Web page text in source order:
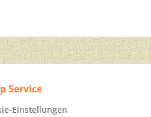
Service
Einstellungen